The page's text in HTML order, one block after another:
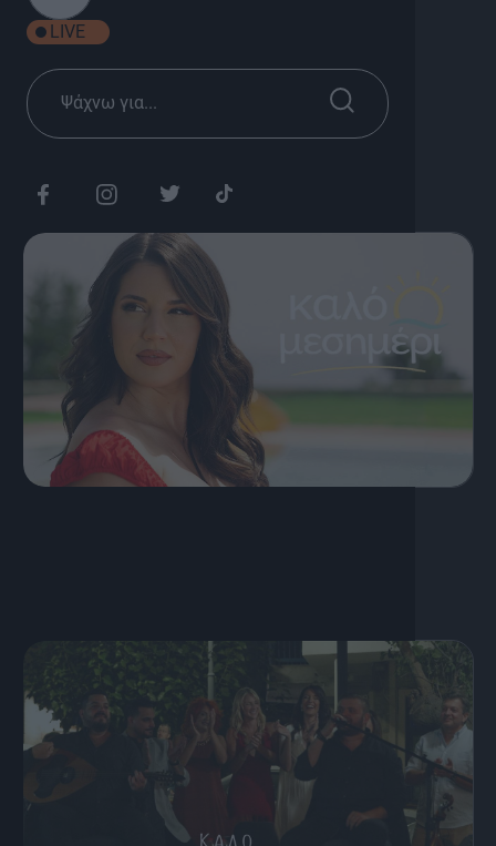
LIVE
Σεζόν
Καθημερινά 15:00
Διάρκεια: 1h 50'